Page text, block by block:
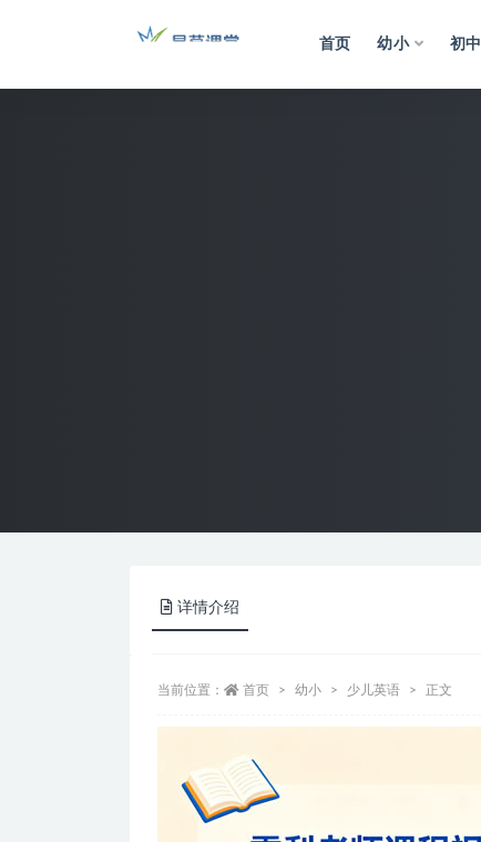
首页 幼小 初中
详情介绍
当前位置： 首页 幼小 少儿英语 正文